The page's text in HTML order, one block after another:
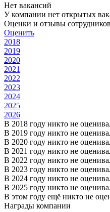
Нет вакансий
У компании нет открытых
Оценки и отзывы
Оценить
2018
2019
2020
2021
2022
2023
2024
2025
2026
В 2018 году никто не
В 2019 году никто не
В 2020 году никто не
В 2021 году никто не
В 2022 году никто не
В 2023 году никто не
В 2024 году никто не
В 2025 году никто не
В этом году ещё никто не
Награды компании